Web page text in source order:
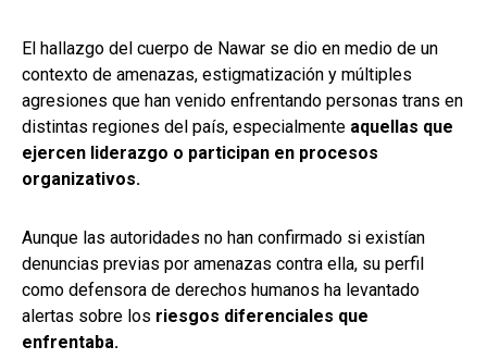
El hallazgo del cuerpo de Nawar se dio en medio de un
contexto de amenazas, estigmatización y múltiples
agresiones que han venido enfrentando personas trans en
distintas regiones del país, especialmente aquellas que
ejercen liderazgo o participan en procesos
organizativos.
Aunque las autoridades no han confirmado si existían
denuncias previas por amenazas contra ella, su perfil
como defensora de derechos humanos ha levantado
alertas sobre los riesgos diferenciales que
enfrentaba.